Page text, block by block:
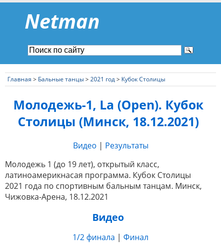
Netman
Главная > Бальные танцы>2021 год> Кубок Столицы
Молодежь-1, La (Open). Кубок
Столицы (Минск, 18.12.2021)
Видео | Результаты
Молодежь 1 (до 19 лет), открытый класс,
латиноамерикнасая программа. Кубок Столицы
2021 года по спортивным бальным танцам. Минск,
Чижовка-Арена, 18.12.2021
Видео
1/2 финала | Финал